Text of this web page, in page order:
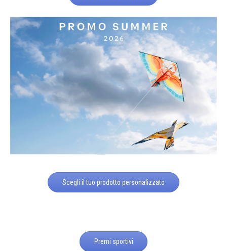
Scegli il tuo prodotto personalizzato
Premi sportivi